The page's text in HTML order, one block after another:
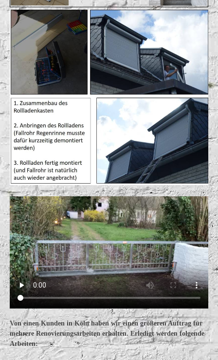
Von einen Kunden in Köln haben wir einen größeren Auftrag für
mehrere Renovierungsarbeiten erhalten. Erledigt werden folgende
Arbeiten: